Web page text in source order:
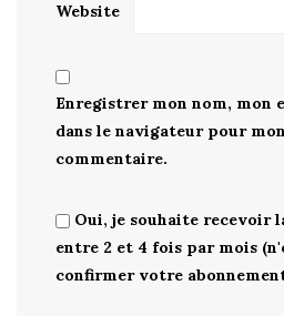
Website
Enregistrer mon nom, mon
dans le navigateur pour
commentaire.
Oui, je souhaite recevoir
entre 2 et 4 fois par mois
confirmer votre